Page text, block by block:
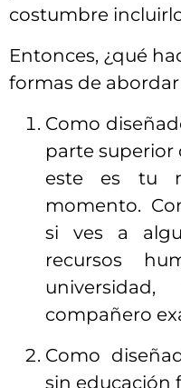
costumbre
Entonces, ¿qué
formas de abordar
Como
parte superior
este es tu
momento.
si ves a
recursos
compañero
Como
sin educación